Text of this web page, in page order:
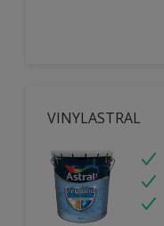
VINYLASTRAL